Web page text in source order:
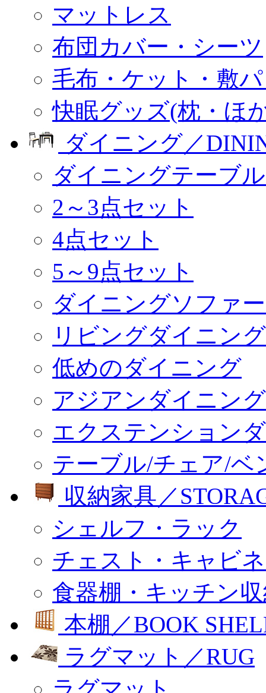
マットレス
布団カバー・シーツ
毛布・ケット・敷
快眠グッズ(枕・ほ
ダイニング／
ダイニングテーブ
2～3点セット
4点セット
5～9点セット
ダイニングソファ
リビングダイニン
低めのダイニング
アジアンダイニング
エクステンション
テーブル/チェア/ベ
収納家具／
シェルフ・ラック
チェスト・キャビ
食器棚・キッチン
本棚／BOOK
ラグマット／RUG